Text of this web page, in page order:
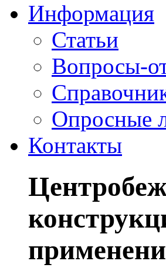
Информация
Статьи
Вопросы-
Опросные
Контакты